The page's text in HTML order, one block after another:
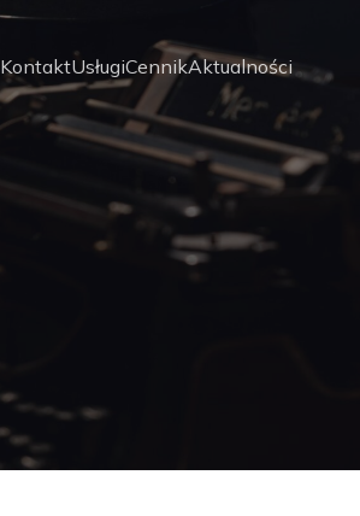
KontaktUsługiCennikAktualności